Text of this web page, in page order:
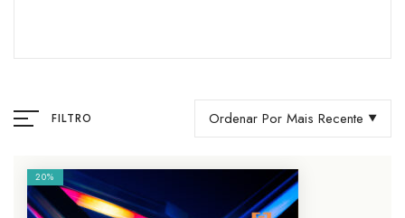
FILTRO Ordenar Por Mais Recente
20%